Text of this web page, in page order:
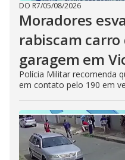
DO R7/05/08/2026
Moradores
rabiscam
garagem em
Polícia Militar recomenda
em contato pelo 190 em